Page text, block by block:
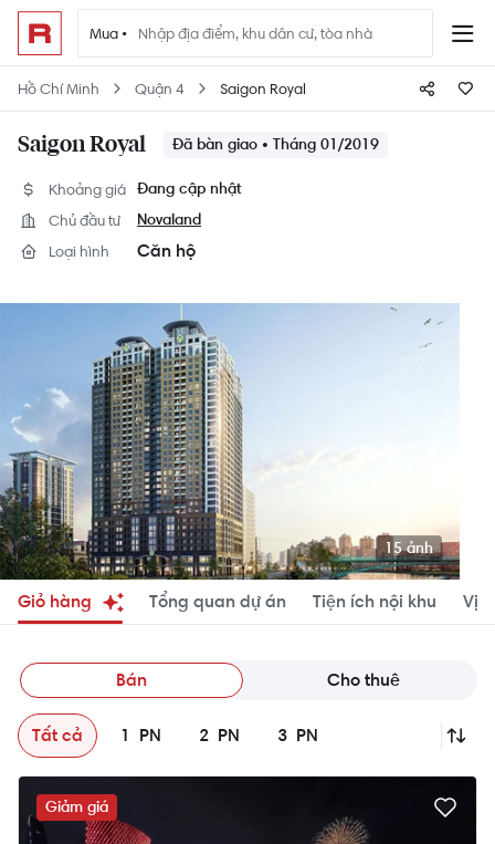
Mua •
Hồ Chí Minh Quận 4 Saigon Royal
Saigon Royal Đã bàn giao • Tháng 01/2019
15 ảnh
Khoảng giá Đang cập nhật
Chủ đầu tư Novaland
Loại hình Căn hộ
Giỏ hàng Tổng quan dự án Tiện ích nội khu Vị
Bán Cho thuê
Tất cả 1 PN 2 PN 3 PN
Giảm giá